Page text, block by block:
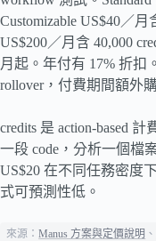
Customizable US$40／月
US$200／月含 40,000
月起。年付有 17% 折扣
rollover，付費期間額外
credits 是 action-based
一段 code，分析一個檔
US$20 在不同任務密度
式可預測性低。
來源：Manus 方案與定價說明 、